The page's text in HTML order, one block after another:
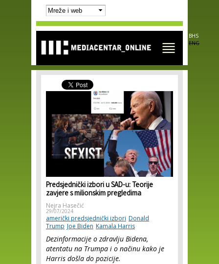
Skip to
main
content
BHS
ENG
Predsjednički izbori u SAD-u: Teorije
zavjere s milionskim pregledima
Nejra Hasečić
29/07/2024
američki predsjednički izbori Donald
Trump Joe Biden Kamala Harris
Dezinformacije o zdravlju Bidena,
atentatu na Trumpa i o načinu kako je
Harris došla do pozicije.